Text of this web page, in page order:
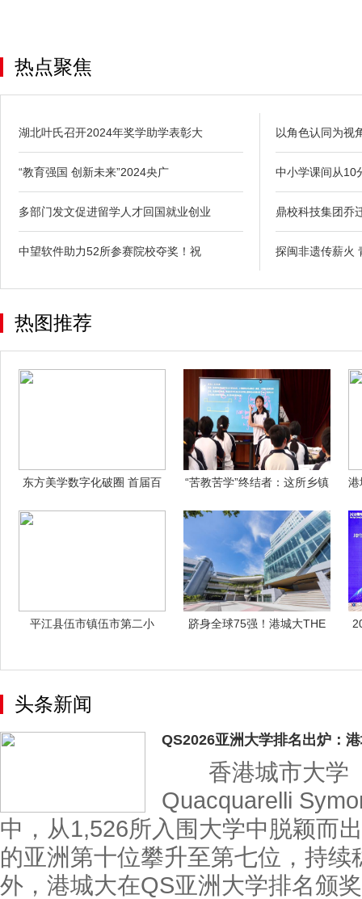
热点聚焦
湖北叶氏召开2024年奖学助学表彰大
“教育强国 创新未来”2024央广
多部门发文促进留学人才回国就业创业
中望软件助力52所参赛院校夺奖！祝
以角色认同为视
中小学课间从10
鼎校科技集团乔
探闽非遗传薪火
热图推荐
东方美学数字化破圈 首届百
“苦教苦学”终结者：这所乡镇
港
平江县伍市镇伍市第二小
跻身全球75强！港城大THE
头条新闻
QS2026亚洲大学排名出炉：
香港城市大学（
Quacquarelli
中，从1,526所入围大学中脱颖而
的亚洲第十位攀升至第七位，持
外，港城大在QS亚洲大学排名颁